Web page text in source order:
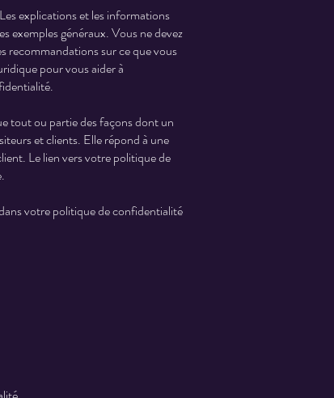
explications et les informations
exemples généraux. Vous ne devez
recommandations sur ce que vous
pour vous aider à
tout ou partie des façons dont un
et clients. Elle répond à une
Le lien vers votre politique de
votre politique de confidentialité